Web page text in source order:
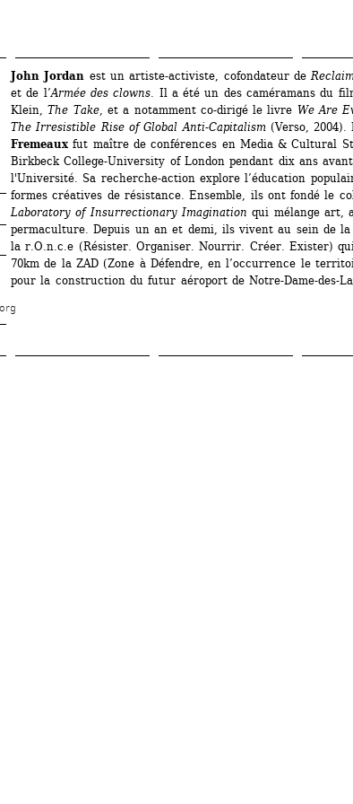
contenu
principal
John Jordan est un artiste-activiste, cofondateur de
et de l’Armée des clowns. Il a été un des caméramans du
Klein, The Take, et a notamment co-dirigé le livre We Are
The Irresistible Rise of Global Anti-Capitalism(Verso, 2004).
Fremeaux fut maître de conférences en Media & Cultural
Birkbeck College-University of London pendant dix ans
l'Université. Sa recherche-action explore l’éducation
formes créatives de résistance. Ensemble, ils ont fondé le
Laboratory of Insurrectionary Imagination qui mélange art,
permaculture. Depuis un an et demi, ils vivent au sein de la
la r.O.n.c.e (Résister. Organiser. Nourrir. Créer. Exister)
70km de la ZAD (Zone à Défendre, en l’occurrence le
pour la construction du futur aéroport de Notre-Dame-des-